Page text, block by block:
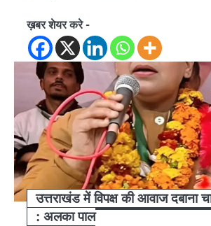
ख़बर शेयर करे -
उत्तराखंड में विपक्ष की आवाज दबाना
: अलका पाल